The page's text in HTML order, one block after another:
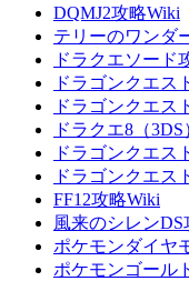
DQMJ2攻略Wiki
テリーのワンダ
ドラクエソード
ドラゴンクエス
ドラゴンクエス
ドラクエ8（
ドラゴンクエス
ドラゴンクエス
FF12攻略Wiki
風来のシレンDS
ポケモンダイヤ
ポケモンゴール